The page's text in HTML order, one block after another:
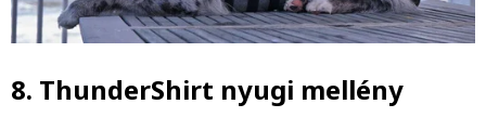
8. ThunderShirt nyugi mellény